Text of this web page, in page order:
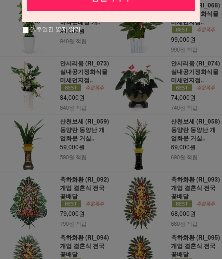
홍콩대엽(주필란
다스) (NY_11) 축
하화분배달 개..
94,000원
940원 적립
안시리움 (RI_068)
실내공기정화식물
미세먼지정..
99,000원
990원 적립
안시리움 (RI_073)
실내공기정화식물
미세먼지정..
84,000원
840원 적립
안시리움 (RI_074)
실내공기정화식물
미세먼지정..
74,000원
740원 적립
산천보세 (RI_059)
동양란 동양난 개
업화분 거실..
59,000원
590원 적립
산천보세 (RI_058)
동양란 동양난 개
업화분 거실..
69,000원
690원 적립
축하화환 (RI_092)
개업 결혼식 전국
꽃배달
79,000원
790원 적립
축하화환 (RI_093)
개업 결혼식 전국
꽃배달
68,000원
680원 적립
축하화환 (RI_094)
개업 결혼식 전국
꽃배달
축하화환 (RI_095)
개업 결혼식 전국
꽃배달
일주일간 열지 않기